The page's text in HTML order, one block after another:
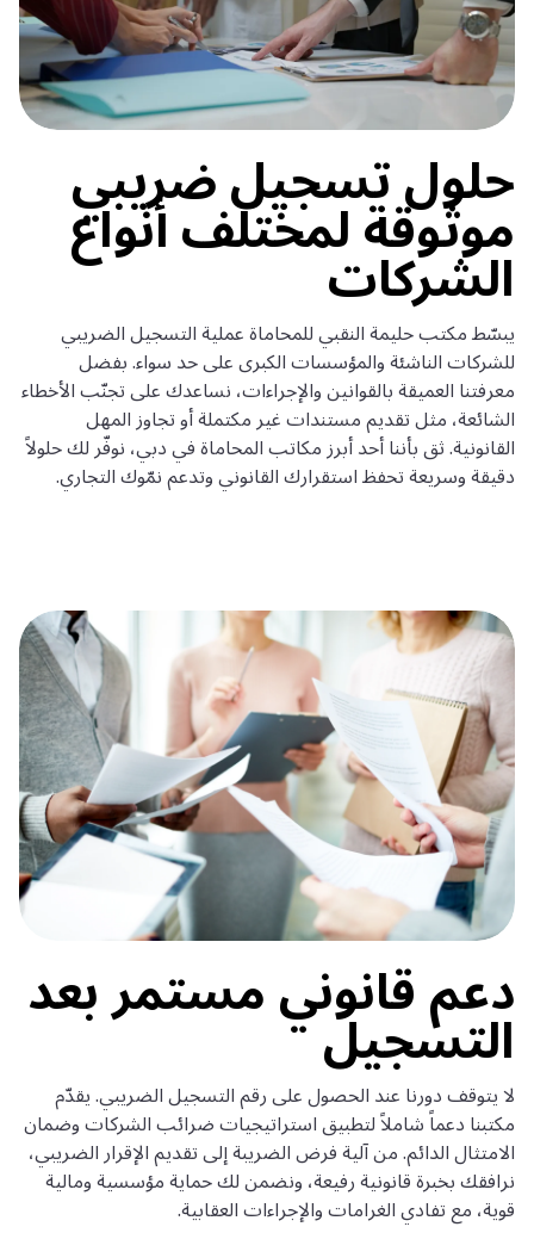
حلول تسجيل ضريبي
موثوقة لمختلف أنواع
الشركات
يبسّط مكتب حليمة النقبي للمحاماة عملية التسجيل الضريبي
للشركات الناشئة والمؤسسات الكبرى على حد سواء. بفضل
معرفتنا العميقة بالقوانين والإجراءات، نساعدك على تجنّب الأخطاء
الشائعة، مثل تقديم مستندات غير مكتملة أو تجاوز المهل
القانونية. ثق بأننا أحد أبرز مكاتب المحاماة في دبي، نوفّر لك حلولاً
دقيقة وسريعة تحفظ استقرارك القانوني وتدعم نمّوك التجاري.
دعم قانوني مستمر بعد
التسجيل
لا يتوقف دورنا عند الحصول على رقم التسجيل الضريبي. يقدّم
مكتبنا دعماً شاملاً لتطبيق استراتيجيات ضرائب الشركات وضمان
الامتثال الدائم. من آلية فرض الضريبة إلى تقديم الإقرار الضريبي،
نرافقك بخبرة قانونية رفيعة، ونضمن لك حماية مؤسسية ومالية
قوية، مع تفادي الغرامات والإجراءات العقابية.